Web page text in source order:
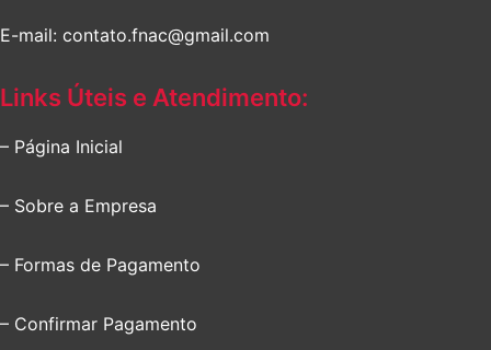
E-mail: contato.fnac@gmail.com
Links Úteis e Atendimento:
– Página Inicial
– Sobre a Empresa
– Formas de Pagamento
– Confirmar Pagamento